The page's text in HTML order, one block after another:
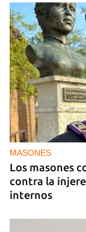
MIAMI
La hija de un
EE UU en
MASONES
Los masones
contra la
internos